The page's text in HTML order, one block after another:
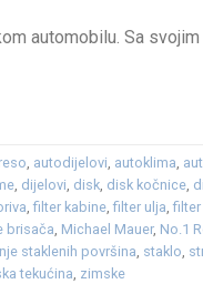
automobilu. Sa svojim
, autodijelovi, autoklima,
, dijelovi, disk, disk kočnice,
,filter kabine,filter ulja,
brisača, Michael Mauer, No.1
staklenih površina, staklo,
tekućina, zimske